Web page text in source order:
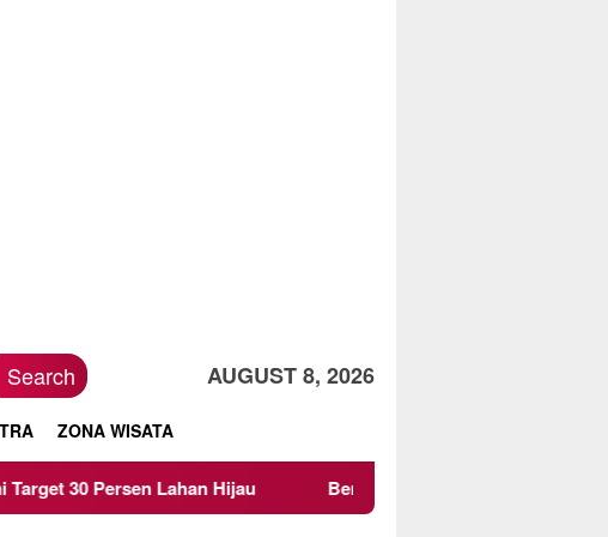
Search AUGUST 8, 2026
ZONA WISATA
Hijau Beredar Surat Larangan Mahasiswa KKN UMM Ikuti